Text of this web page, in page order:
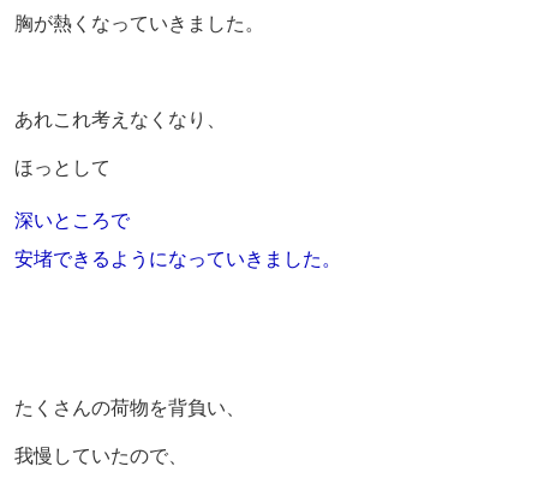
胸が熱くなっていきました。
あれこれ考えなくなり、
ほっとして
深いところで
安堵できるようになっていきました。
たくさんの荷物を背負い、
我慢していたので、